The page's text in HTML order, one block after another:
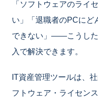
「ソフトウェアのライ
い」「退職者のPCにど
できない」――こうした
入で解決できます。
IT資産管理ツールは、
フトウェア・ライセン